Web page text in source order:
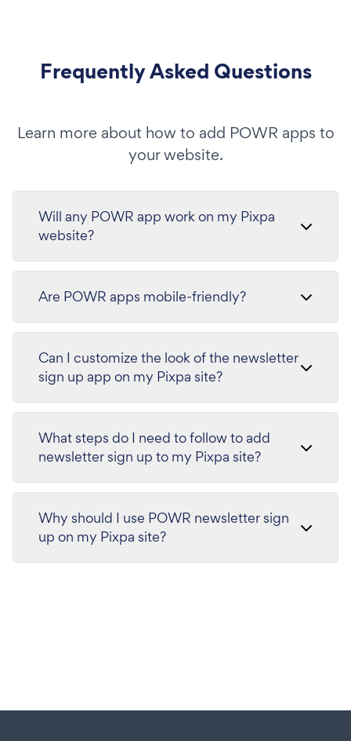
Frequently Asked Questions
Learn more about how to add POWR apps to
your website.
Will any POWR app work on my Pixpa
website?
Are POWR apps mobile-friendly?
Can I customize the look of the newsletter
sign up app on my Pixpa site?
What steps do I need to follow to add
newsletter sign up to my Pixpa site?
Why should I use POWR newsletter sign
up on my Pixpa site?